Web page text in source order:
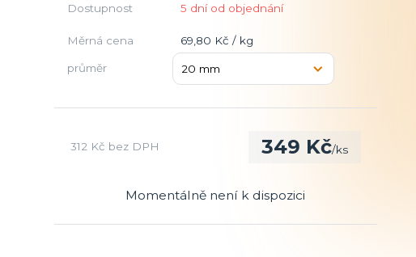
Dostupnost 5 dní od objednání
Měrná cena 69,80 Kč / kg
průměr
349 Kč/ks
312 Kč bez DPH
Momentálně není k dispozici